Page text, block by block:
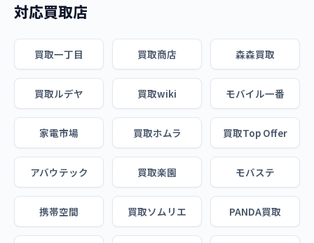
対応買取店
買取一丁目 買取商店 森森買取
買取ルデヤ 買取wiki モバイル一番
家電市場 買取ホムラ 買取Top Offer
アバウテック 買取楽園 モバステ
携帯空間 買取ソムリエ PANDA買取